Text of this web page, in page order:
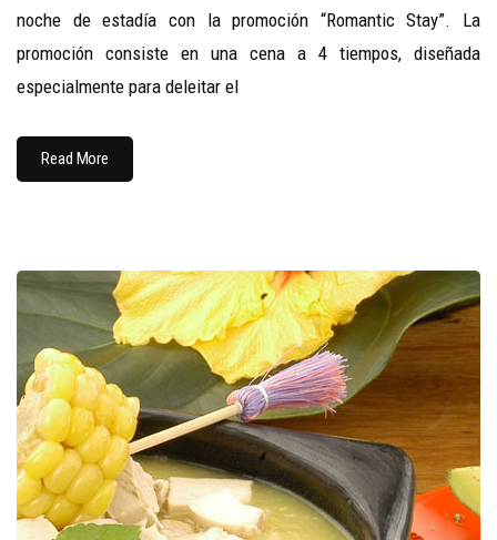
noche de estadía con la promoción “Romantic Stay”. La
promoción consiste en una cena a 4 tiempos, diseñada
especialmente para deleitar el
Read More